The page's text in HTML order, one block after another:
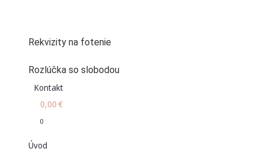
Rekvizity na fotenie
Rozlúčka so slobodou
Kontakt
0,00 €
0
Úvod